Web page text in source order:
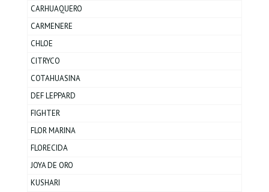
CARHUAQUERO
CARMENERE
CHLOE
CITRYCO
COTAHUASINA
DEF LEPPARD
FIGHTER
FLOR MARINA
FLORECIDA
JOYA DE ORO
KUSHARI